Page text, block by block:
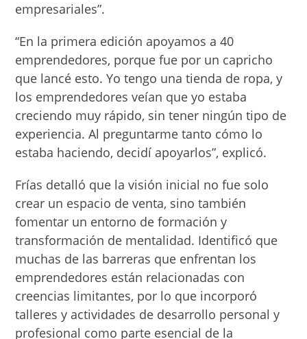
empresariales”.
“En la primera edición apoyamos a 40
emprendedores, porque fue por un capricho
que lancé esto. Yo tengo una tienda de ropa, y
los emprendedores veían que yo estaba
creciendo muy rápido, sin tener ningún tipo de
experiencia. Al preguntarme tanto cómo lo
estaba haciendo, decidí apoyarlos”, explicó.
Frías detalló que la visión inicial no fue solo
crear un espacio de venta, sino también
fomentar un entorno de formación y
transformación de mentalidad. Identificó que
muchas de las barreras que enfrentan los
emprendedores están relacionadas con
creencias limitantes, por lo que incorporó
talleres y actividades de desarrollo personal y
profesional como parte esencial de la